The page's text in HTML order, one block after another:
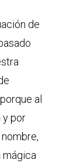
de
al
y por
mágica